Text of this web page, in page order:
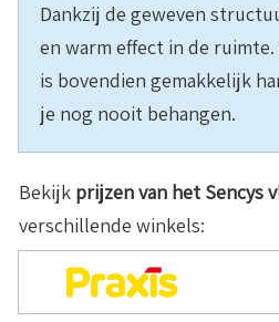
Dankzij de geweven
en warm effect in de ruimte.
is bovendien gemakkelijk
je nog nooit behangen.
Bekijk prijzen van het Sencys
verschillende winkels: